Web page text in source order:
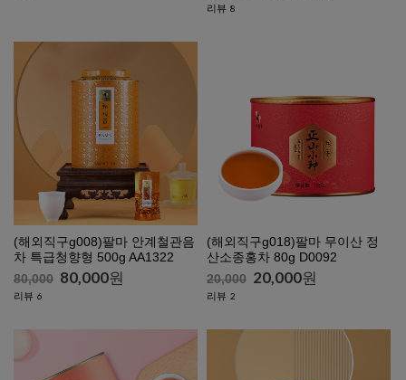
리뷰 8
(해외직구g008)팔마 안계철관음
차 특급청향형 500g AA1322
80,000 80,000원
리뷰 6
(해외직구g018)팔마 무이산 정
산소종홍차 80g D0092
20,000 20,000원
리뷰 2